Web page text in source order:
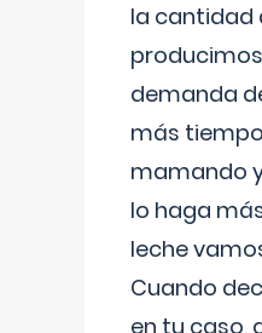
la cantidad
demanda
más
mamando
lo haga
leche
Cuando
en tu caso,